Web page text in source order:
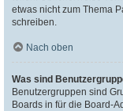
etwas nicht zum Thema
schreiben.
Nach oben
Was sind
Benutzergruppen sind
Boards in für die Board-